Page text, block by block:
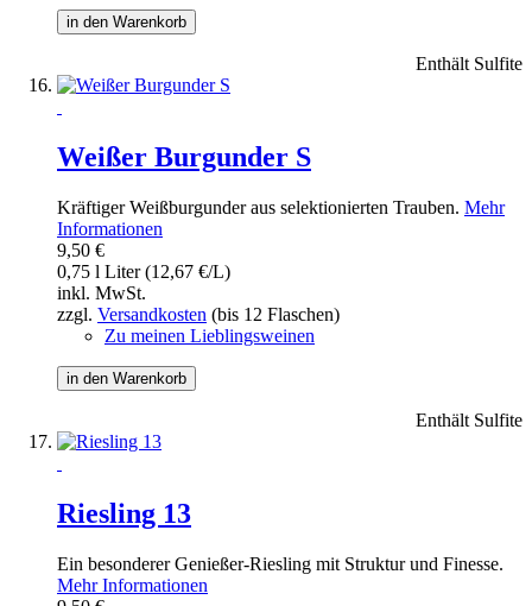
in den Warenkorb
Enthält Sulfite
Weißer Burgunder S
Kräftiger Weißburgunder aus selektionierten Trauben. Mehr
Informationen
9,50 €
0,75 l Liter (12,67 €/L)
inkl. MwSt.
zzgl. Versandkosten (bis 12 Flaschen)
Zu meinen Lieblingsweinen
in den Warenkorb
Enthält Sulfite
Riesling 13
Ein besonderer Genießer-Riesling mit Struktur und Finesse.
Mehr Informationen